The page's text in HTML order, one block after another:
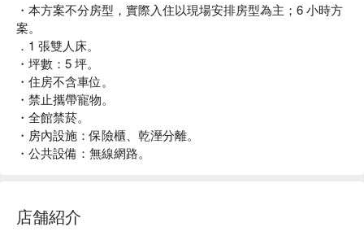
・本方案不分房型，實際入住以現場安排房型為主；6 小時方
案。
．1 張雙人床。
・坪數：5 坪。
・住房不含車位。
・禁止攜帶寵物。
・全館禁菸。
・房內設施：保險櫃、乾溼分離。
・公共設備：無線網路。
店舗紹介